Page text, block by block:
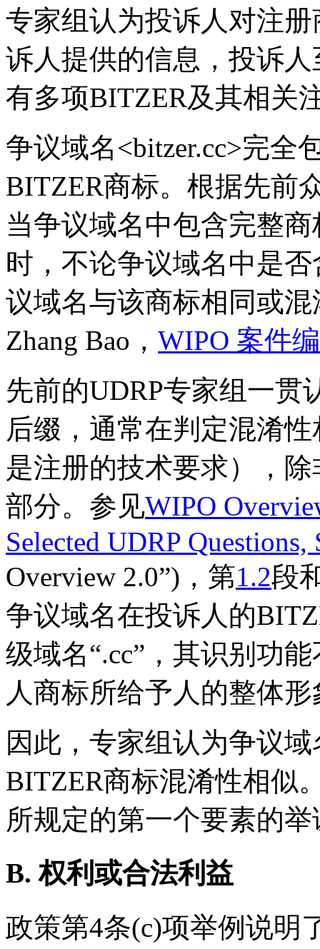
专家组认为投诉人对注
诉人提供的信息，投诉
有多项BITZER及其相关
争议域名<bitzer.cc>完全
BITZER商标。根据先前
当争议域名中包含完整
时，不论争议域名中是
议域名与该商标相同或混
Zhang Bao， WIPO 案件
先前的UDRP专家组一贯
后缀，通常在判定混淆
是注册的技术要求），
部分。参见WIPO
Selected UDRP
Overview 2.0”)，第1.2段
争议域名在投诉人的
级域名“.cc”，其识别功
人商标所给予人的整体
因此，专家组认为争议
BITZER商标混淆性相似
所规定的第一个要素的
B. 权利或合法利益
政策第4条(c)项举例说明